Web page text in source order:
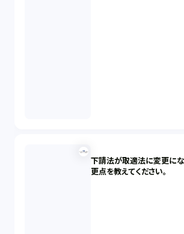
下請法が取適法に変更に
更点を教えてください。